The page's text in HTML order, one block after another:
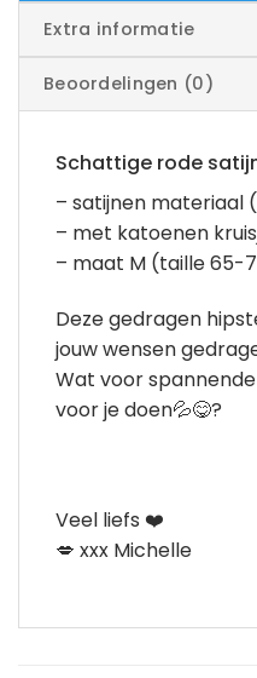
Extra informatie
Beoordelingen (0)
Schattige rode
– satijnen materiaal
– met katoenen
– maat M (taille 65-
Deze gedragen
jouw wensen
Wat voor
voor je doen💦😋?
Veel liefs ❤️
💋 xxx Michelle